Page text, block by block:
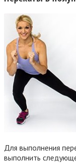
Для выполнения
выполнить